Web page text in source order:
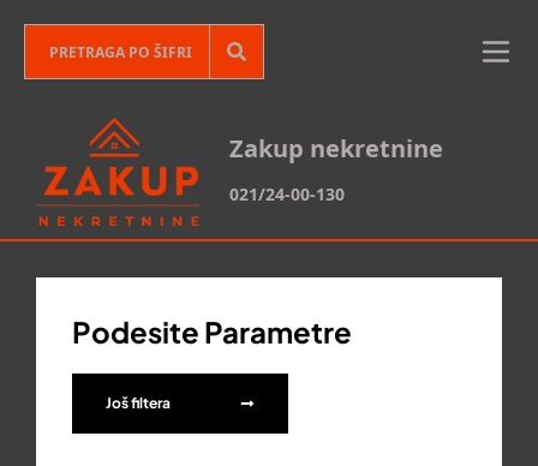
Zakup nekretnine
021/24-00-130
Podesite Parametre
Još filtera